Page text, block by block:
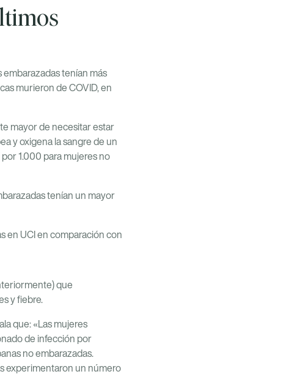
embarazadas tenían más
murieron de COVID, en
mayor de necesitar estar
y oxigena la sangre de un
1.000 para mujeres no
tenían un mayor
en UCI en comparación con
que
y fiebre.
que: «Las mujeres
de infección por
no embarazadas.
experimentaron un número